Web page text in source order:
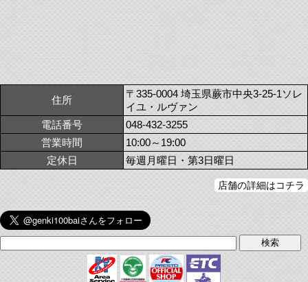
住所
〒335-0004 埼玉県蕨市中央3-25-1ソレ
イユ・ルヴァン
電話番号
048-432-3255
営業時間
10:00～19:00
定休日
毎週月曜日・第3日曜日
店舗の詳細はコチラ